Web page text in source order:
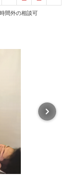
間外の相談可